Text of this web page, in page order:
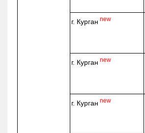
г. Курган new
г. Курган new
г. Курган new